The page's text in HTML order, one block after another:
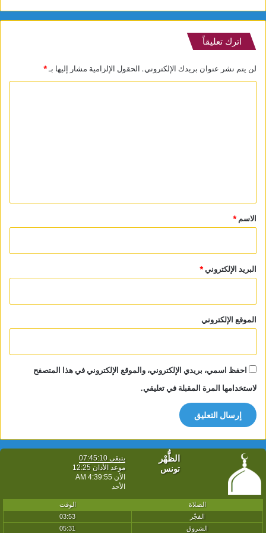
اترك تعليقاً
لن يتم نشر عنوان بريدك الإلكتروني. الحقول الإلزامية مشار إليها بـ*
*
الاسم *
البريد الإلكتروني*
الموقع الإلكتروني
احفظ اسمي، بريدي الإلكتروني، والموقع الإلكتروني في هذا المتصفح
لاستخدامها المرة المقبلة في تعليقي.